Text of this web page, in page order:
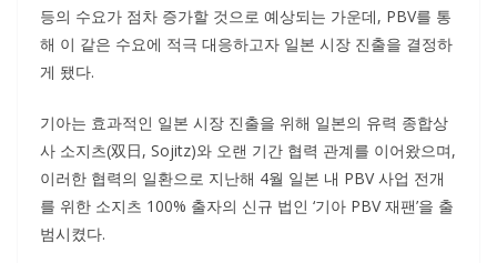
등의 수요가 점차 증가할 것으로 예상되는 가운데, PBV를 통
해 이 같은 수요에 적극 대응하고자 일본 시장 진출을 결정하
게 됐다.
기아는 효과적인 일본 시장 진출을 위해 일본의 유력 종합상
사 소지츠(双日, Sojitz)와 오랜 기간 협력 관계를 이어왔으며,
이러한 협력의 일환으로 지난해 4월 일본 내 PBV 사업 전개
를 위한 소지츠 100% 출자의 신규 법인 ‘기아 PBV 재팬’을 출
범시켰다.